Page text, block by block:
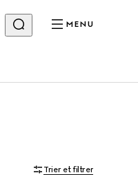
MENU
Trier et filtrer